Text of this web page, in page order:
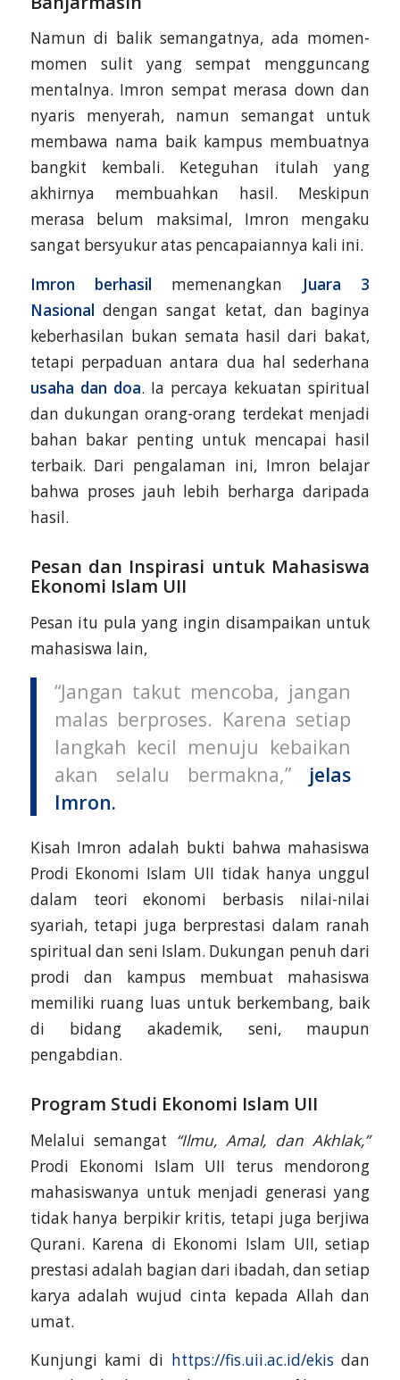
Namun di balik semangatnya, ada momen-
momen sulit yang sempat mengguncang
mentalnya. Imron sempat merasa down dan
nyaris menyerah, namun semangat untuk
membawa nama baik kampus membuatnya
bangkit kembali. Keteguhan itulah yang
akhirnya membuahkan hasil. Meskipun
merasa belum maksimal, Imron mengaku
sangat bersyukur atas pencapaiannya kali ini.
Imron berhasil memenangkan Juara 3
Nasional dengan sangat ketat, dan baginya
keberhasilan bukan semata hasil dari bakat,
tetapi perpaduan antara dua hal sederhana
usaha dan doa. Ia percaya kekuatan spiritual
dan dukungan orang-orang terdekat menjadi
bahan bakar penting untuk mencapai hasil
terbaik. Dari pengalaman ini, Imron belajar
bahwa proses jauh lebih berharga daripada
hasil.
Pesan dan Inspirasi untuk Mahasiswa
Ekonomi Islam UII
Pesan itu pula yang ingin disampaikan untuk
mahasiswa lain,
“Jangan takut mencoba, jangan
malas berproses. Karena setiap
langkah kecil menuju kebaikan
akan selalu bermakna,” jelas
Imron.
Kisah Imron adalah bukti bahwa mahasiswa
Prodi Ekonomi Islam UII tidak hanya unggul
dalam teori ekonomi berbasis nilai-nilai
syariah, tetapi juga berprestasi dalam ranah
spiritual dan seni Islam. Dukungan penuh dari
prodi dan kampus membuat mahasiswa
memiliki ruang luas untuk berkembang, baik
di bidang akademik, seni, maupun
pengabdian.
Program Studi Ekonomi Islam UII
Melalui semangat “Ilmu, Amal, dan Akhlak,”
Prodi Ekonomi Islam UII terus mendorong
mahasiswanya untuk menjadi generasi yang
tidak hanya berpikir kritis, tetapi juga berjiwa
Qurani. Karena di Ekonomi Islam UII, setiap
prestasi adalah bagian dari ibadah, dan setiap
karya adalah wujud cinta kepada Allah dan
umat.
Kunjungi kami di https://fis.uii.ac.id/ekis dan